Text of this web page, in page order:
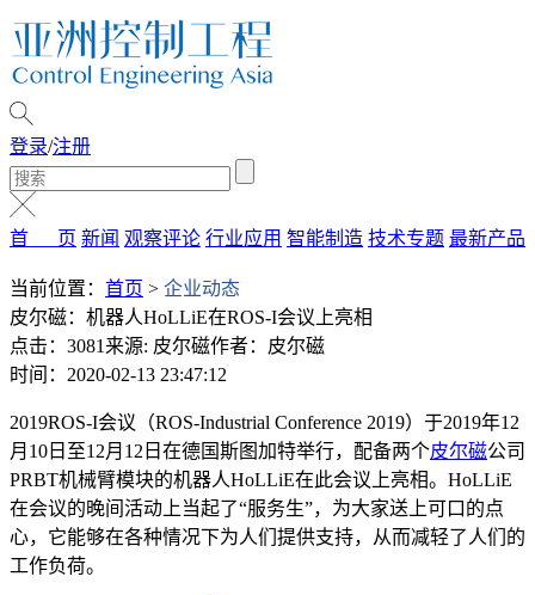
登录/注册
首 页 新闻 观察评论 行业应用 智能制造 技术专题 最新产品
当前位置： 首页 > 企业动态
皮尔磁：机器人HoLLiE在ROS-I会议上亮相
点击：3081 来源: 皮尔磁作者：皮尔磁
时间：2020-02-13 23:47:12
2019ROS-I会议（ROS-Industrial Conference 2019）于2019年12
月10日至12月12日在德国斯图加特举行，配备两个皮尔磁公司
PRBT机械臂模块的机器人HoLLiE在此会议上亮相。HoLLiE
在会议的晚间活动上当起了“服务生”，为大家送上可口的点
心，它能够在各种情况下为人们提供支持，从而减轻了人们的
工作负荷。